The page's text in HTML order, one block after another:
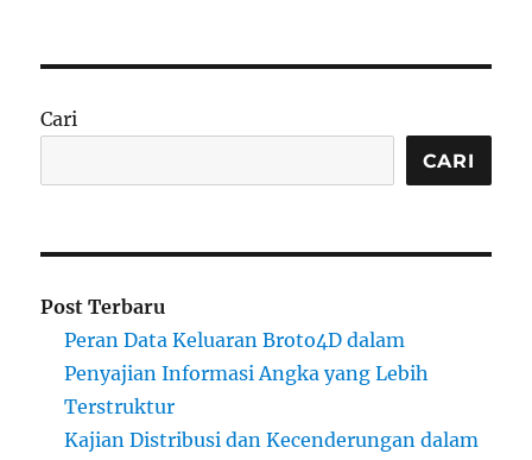
Cari
CARI
Post Terbaru
Peran Data Keluaran Broto4D dalam
Penyajian Informasi Angka yang Lebih
Terstruktur
Kajian Distribusi dan Kecenderungan dalam